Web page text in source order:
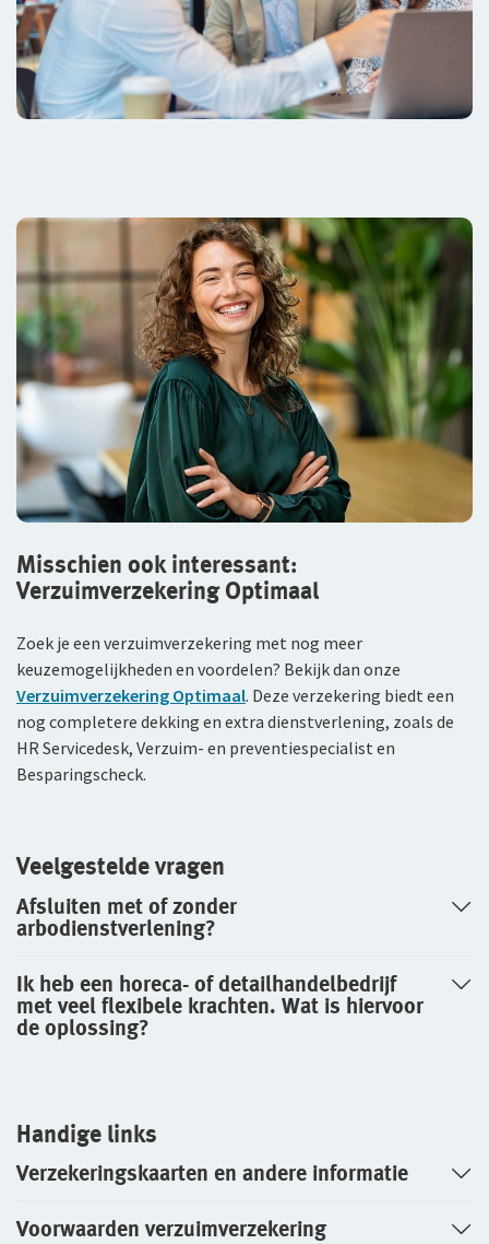
Misschien ook interessant:
Verzuimverzekering Optimaal
Zoek je een verzuimverzekering met nog meer
keuzemogelijkheden en voordelen? Bekijk dan onze
Verzuimverzekering Optimaal. Deze verzekering biedt een
nog completere dekking en extra dienstverlening, zoals de
HR Servicedesk, Verzuim- en preventiespecialist en
Besparingscheck.
Veelgestelde vragen
Afsluiten met of zonder
arbodienstverlening?
Ik heb een horeca- of detailhandelbedrijf
met veel flexibele krachten. Wat is hiervoor
de oplossing?
Handige links
Verzekeringskaarten en andere informatie
Voorwaarden verzuimverzekering